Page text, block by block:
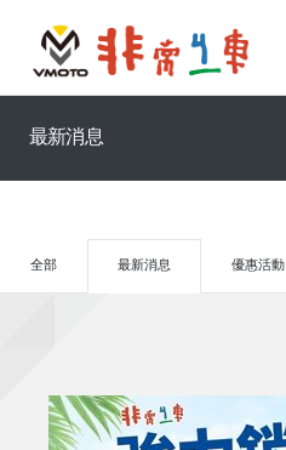
最新消息
全部 最新消息 優惠活動